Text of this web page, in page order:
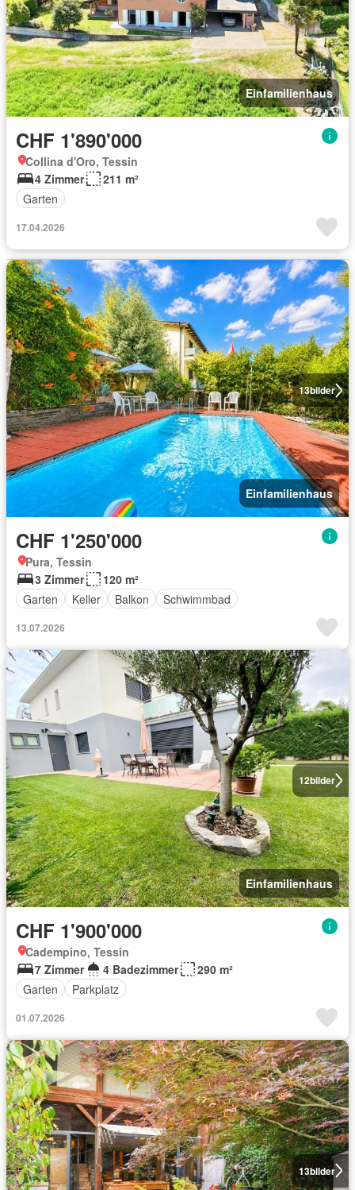
Einfamilienhaus
CHF 1'890'000
Collina d'Oro, Tessin
4 Zimmer
211 m²
Garten
17.04.2026
13bilder
Einfamilienhaus
CHF 1'250'000
Pura, Tessin
3 Zimmer
120 m²
Garten
Keller Balkon Schwimmbad
13.07.2026
12bilder
Einfamilienhaus
CHF 1'900'000
Cadempino, Tessin
7 Zimmer
4 Badezimmer
290 m²
Garten
Parkplatz
01.07.2026
13bilder